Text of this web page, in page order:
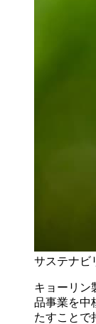
サステナビ
キョーリン
品事業を中
たすことで